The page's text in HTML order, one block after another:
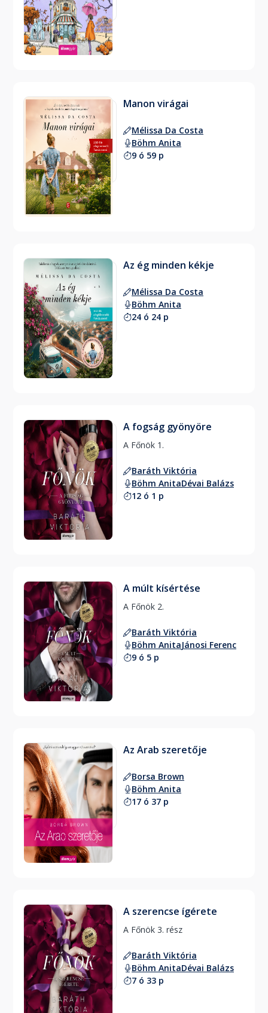
Manon virágai
Mélissa Da Costa
Böhm Anita
9 ó 59 p
Az ég minden kékje
Mélissa Da Costa
Böhm Anita
24 ó 24 p
A fogság gyönyöre
Baráth Viktória
Böhm AnitaDévai Balázs
12 ó 1 p
A múlt kísértése
Baráth Viktória
Böhm AnitaJánosi Ferenc
9 ó 5 p
Az Arab szeretője
Borsa Brown
Böhm Anita
17 ó 37 p
A szerencse ígérete
Baráth Viktória
Böhm AnitaDévai Balázs
7 ó 33 p